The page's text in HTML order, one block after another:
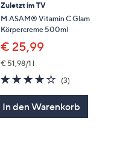
Zuletzt im TV
M.ASAM® Vitamin C Glam
Körpercreme 500ml
€ 25,99
€ 51,98/1 l
3.7
von
(3)3
In den Warenkorb